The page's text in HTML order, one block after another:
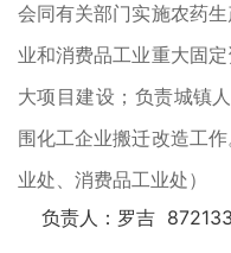
会同有关部门实施农药
业和消费品工业重大固
大项目建设；负责城镇
围化工企业搬迁改造工
业处、消费品工业处）
负责人：罗吉